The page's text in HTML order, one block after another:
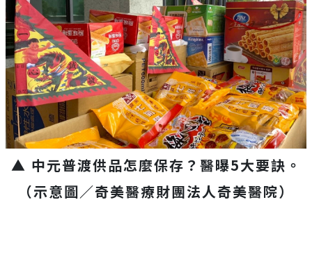
▲ 中元普渡供品怎麼保存？醫曝5大要訣。
（示意圖／奇美醫療財團法人奇美醫院）